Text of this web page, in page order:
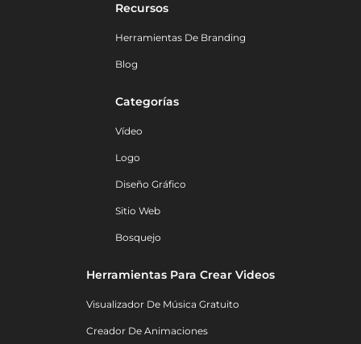
Recursos
Herramientas De Branding
Blog
Categorías
Vídeo
Logo
Diseño Gráfico
Sitio Web
Bosquejo
Herramientas Para Crear Videos
Visualizador De Música Gratuito
Creador De Animaciones